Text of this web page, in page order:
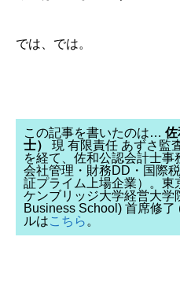
では、では。
この記事を書いたのは…
士）
現 有限責任 あずさ監
を経て、佐和公認会計士
会社管理・財務DD・国際
証プライム上場企業）。東
ケンブリッジ大学経営大学
Business School) 首席修
ルはこちら 。